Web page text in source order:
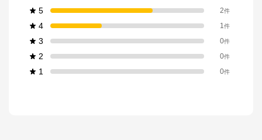
5
2件
4 1件
3 0件
2 0件
1 0件